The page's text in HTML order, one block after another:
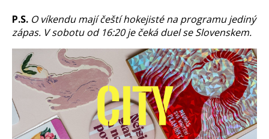
P.S. O víkendu mají čeští hokejisté na programu jediný
zápas. V sobotu od 16:20 je čeká duel se Slovenskem.